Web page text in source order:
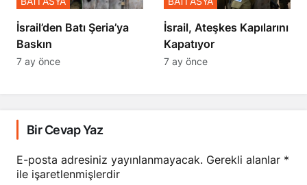
​​​​​​​İsrail’den Batı Şeria’ya
Baskın
7 ay önce
İsrail, Ateşkes Kapılarını
Kapatıyor
7 ay önce
Bir Cevap Yaz
E-posta adresiniz yayınlanmayacak. Gerekli alanlar *
ile işaretlenmişlerdir